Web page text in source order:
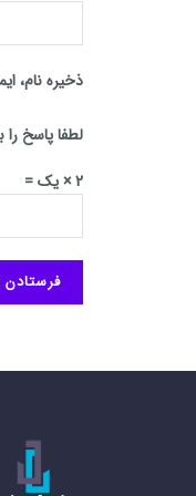
ذخیره نام،
لطفا پاسخ
2 × یک =